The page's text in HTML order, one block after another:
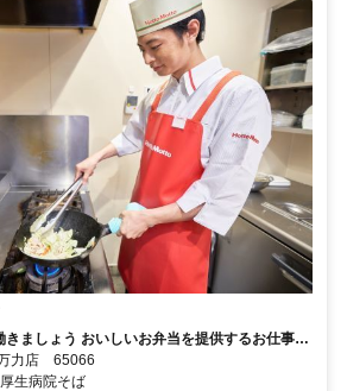
ましょう おいしいお弁当を提供するお仕事で
力店 65066
生病院そば